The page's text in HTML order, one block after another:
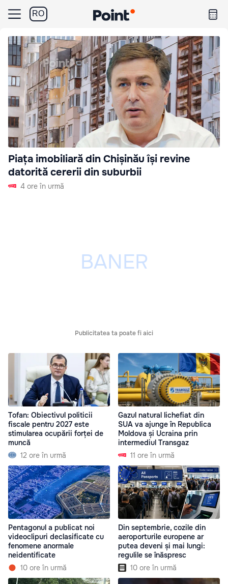
RO
Piața imobiliară din Chișinău își revine
datorită cererii din suburbii
4 ore în urmă
Publicitatea ta poate fi aici
Tofan: Obiectivul politicii
fiscale pentru 2027 este
stimularea ocupării forței de
muncă
12 ore în urmă
Gazul natural lichefiat din
SUA va ajunge în Republica
Moldova și Ucraina prin
intermediul Transgaz
11 ore în urmă
Pentagonul a publicat noi
videoclipuri declasificate cu
fenomene anormale
neidentificate
10 ore în urmă
Din septembrie, cozile din
aeroporturile europene ar
putea deveni și mai lungi:
regulile se înăspresc
10 ore în urmă